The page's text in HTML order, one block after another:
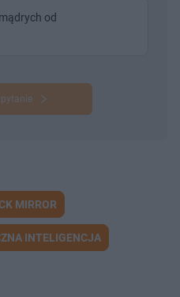
od
MIRROR
INTELIGENCJA